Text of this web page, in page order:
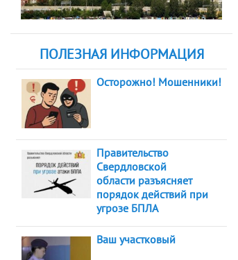
ПОЛЕЗНАЯ ИНФОРМАЦИЯ
Осторожно! Мошенники!
Правительство
Свердловской
области разъясняет
порядок действий при
угрозе БПЛА
Ваш участковый